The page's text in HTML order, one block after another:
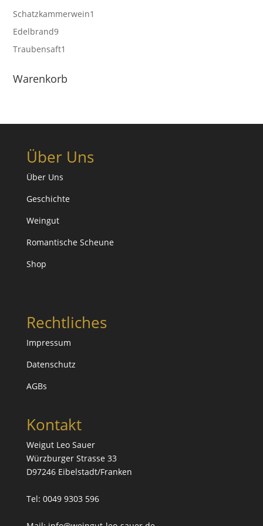
Produkt
Schatzkammerwein1
Edelbrand99
Produkte
Traubensaft1
Warenkorb
Über Uns
Über Uns
Geschichte
Weingut
Romantische Scheune
Shop
Rechtliches
Impressum
Datenschutz
AGBs
Kontakt
Weigut Leo Sauer
Würzburger Strasse 33
D97246 Eibelstadt/Franken
Tel: 0049 9303 596